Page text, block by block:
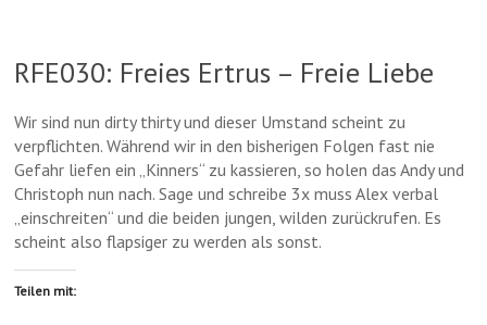
e
a
m
RFE030: Freies Ertrus – Freie Liebe
Wir sind nun dirty thirty und dieser Umstand scheint zu
verpflichten. Während wir in den bisherigen Folgen fast nie
Gefahr liefen ein „Kinners“ zu kassieren, so holen das Andy und
Christoph nun nach. Sage und schreibe 3x muss Alex verbal
„einschreiten“ und die beiden jungen, wilden zurückrufen. Es
scheint also flapsiger zu werden als sonst.
Teilen mit: